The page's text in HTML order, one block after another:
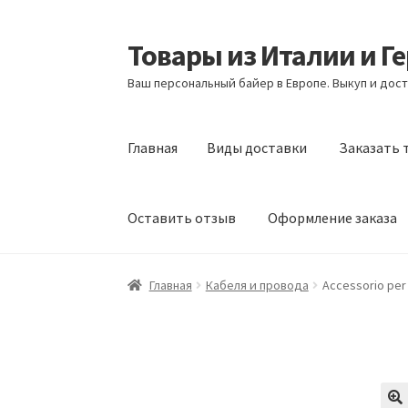
Перейти
к
навигации
Перейти
к
содержимому
Товары из Италии и
Ваш персональный байер в Европе. Выкуп и
Главная Виды доставки Заказать
Оставить отзыв Оформление заказа
Главная Виды доставки Заказать товары
Главная Кабеля и провода Accessorio per